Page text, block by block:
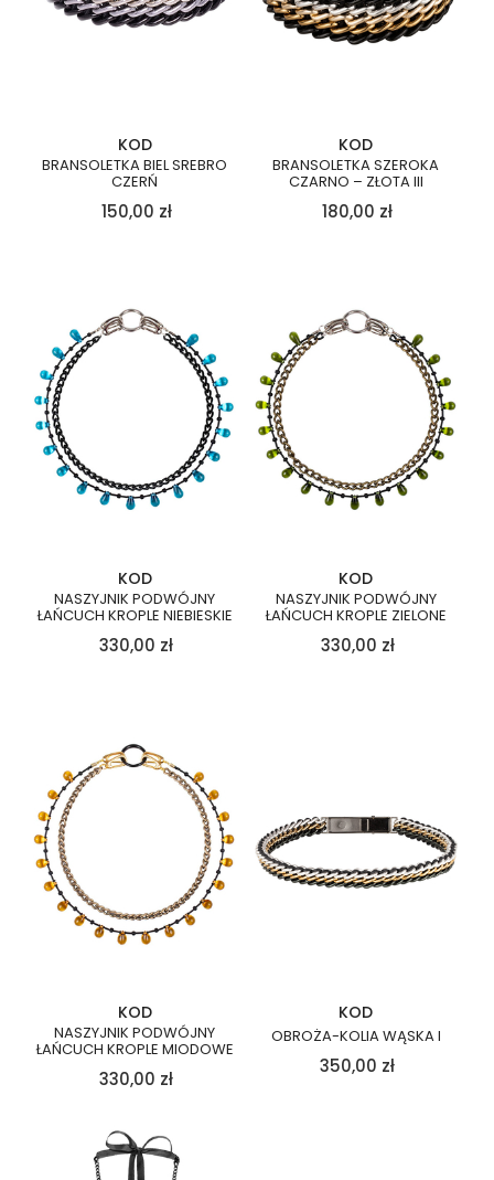
KOD
BRANSOLETKA BIEL SREBRO
CZERŃ
150,00 zł
KOD
BRANSOLETKA SZEROKA
CZARNO – ZŁOTA III
180,00 zł
KOD
NASZYJNIK PODWÓJNY
ŁAŃCUCH KROPLE NIEBIESKIE
330,00 zł
KOD
NASZYJNIK PODWÓJNY
ŁAŃCUCH KROPLE ZIELONE
330,00 zł
KOD
NASZYJNIK PODWÓJNY
ŁAŃCUCH KROPLE MIODOWE
330,00 zł
KOD
OBROŻA-KOLIA WĄSKA I
350,00 zł